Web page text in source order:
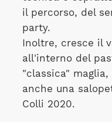
il percorso, del
party.
Inoltre, cresce il
all'interno del
"classica"
anche una
Colli 2020.